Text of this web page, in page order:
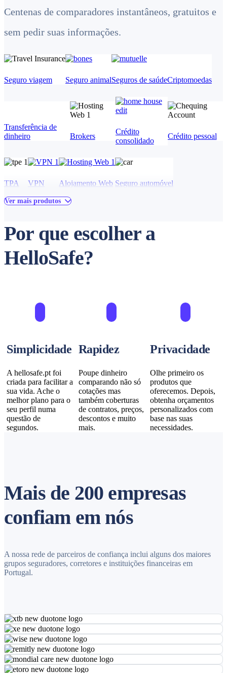
Centenas de comparadores instantâneos, gratuitos e
sem pedir suas informações.
Seguro viagem Seguro animalSeguros de saúdeCriptomoedas
Transferência de
dinheiro
Brokers
Crédito
consolidado
Crédito pessoal
TPA VPN Alojamento Web Seguro automóvel
Ver mais produtos
Por que escolher a
HelloSafe?
Simplicidade
A hellosafe.pt foi
criada para facilitar a
sua vida. Ache o
melhor plano para o
seu perfil numa
questão de
segundos.
Rapidez
Poupe dinheiro
comparando não só
cotações mas
também coberturas
de contratos, preços,
descontos e muito
mais.
Privacidade
Olhe primeiro os
produtos que
oferecemos. Depois,
obtenha orçamentos
personalizados com
base nas suas
necessidades.
Mais de 200 empresas
confiam em nós
A nossa rede de parceiros de confiança inclui alguns dos maiores
grupos seguradores, corretores e instituições financeiras em
Portugal.